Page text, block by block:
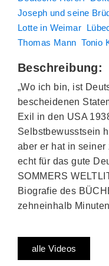
Joseph und seine
Lotte in Weimar
Thomas Mann Tonio
Beschreibung:
„Wo ich bin, ist
bescheidenen
Exil in den USA
Selbstbewusstsein
aber er hat in
echt für das gute
SOMMERS
Biografie des
zehneinhalb
alle Videos